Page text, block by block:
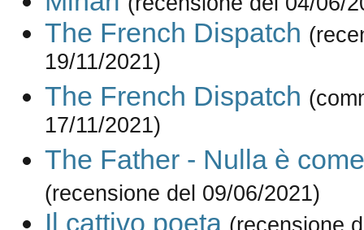
The French Dispatch
19/11/2021)
The French Dispatch
17/11/2021)
The Father - Nulla è
(recensione del 09/06/2021)
Il cattivo poeta